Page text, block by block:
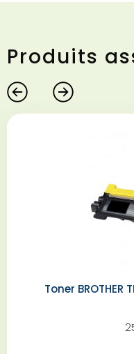
Produits
Toner